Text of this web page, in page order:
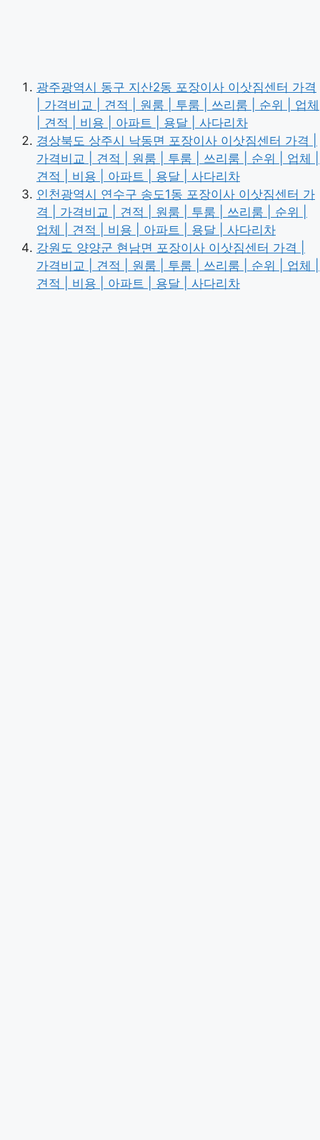
광주광역시 동구 지산2동 포장이사 이삿짐센터 가격
| 가격비교 | 견적 | 원룸 | 투룸 | 쓰리룸 | 순위 | 업체
| 견적 | 비용 | 아파트 | 용달 | 사다리차
경상북도 상주시 낙동면 포장이사 이삿짐센터 가격 |
가격비교 | 견적 | 원룸 | 투룸 | 쓰리룸 | 순위 | 업체 |
견적 | 비용 | 아파트 | 용달 | 사다리차
인천광역시 연수구 송도1동 포장이사 이삿짐센터 가
격 | 가격비교 | 견적 | 원룸 | 투룸 | 쓰리룸 | 순위 |
업체 | 견적 | 비용 | 아파트 | 용달 | 사다리차
강원도 양양군 현남면 포장이사 이삿짐센터 가격 |
가격비교 | 견적 | 원룸 | 투룸 | 쓰리룸 | 순위 | 업체 |
견적 | 비용 | 아파트 | 용달 | 사다리차